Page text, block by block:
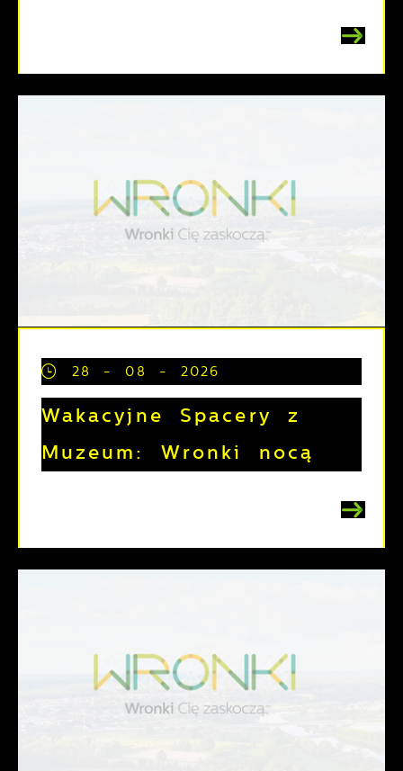
28 - 08 - 2026
Wakacyjne Spacery z
Muzeum: Wronki nocą